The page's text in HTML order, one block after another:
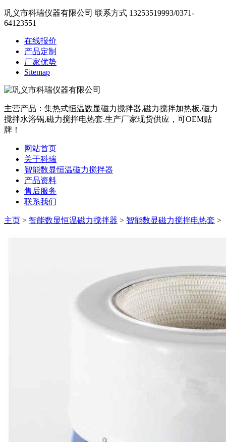
巩义市科瑞仪器有限公司 联系方式 13253519993/0371-
64123551
在线报价
产品定制
厂家优势
Sitemap
主营产品：集热式恒温数显磁力搅拌器,磁力搅拌加热板,磁力
搅拌水浴锅,磁力搅拌电热套.生产厂家现货供应，可OEM贴
牌！
网站首页
关于科瑞
智能数显恒温磁力搅拌器
产品资料
售后服务
联系我们
主页 > 智能数显恒温磁力搅拌器 > 智能数显磁力搅拌电热套 >